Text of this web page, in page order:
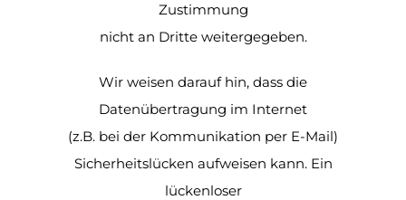
Zustimmung
nicht an Dritte weitergegeben.
Wir weisen darauf hin, dass die
Datenübertragung im Internet
(z.B. bei der Kommunikation per E-Mail)
Sicherheitslücken aufweisen kann. Ein
lückenloser